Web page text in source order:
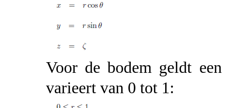
Voor de bodem geldt
varieert van 0 tot 1: